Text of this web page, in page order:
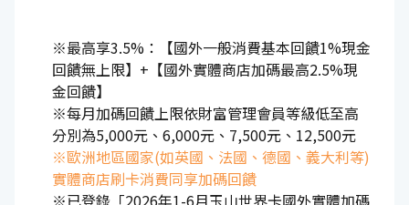
※最高享3.5%：【國外一般消費基本回饋1%現金
回饋無上限】+【國外實體商店加碼最高2.5%現
金回饋】
※每月加碼回饋上限依財富管理會員等級低至高
分別為5,000元、6,000元、7,500元、12,500元
※歐洲地區國家(如英國、法國、德國、義大利等)
實體商店刷卡消費同享加碼回饋
※已登錄「2026年1-6月玉山世界卡國外實體加碼